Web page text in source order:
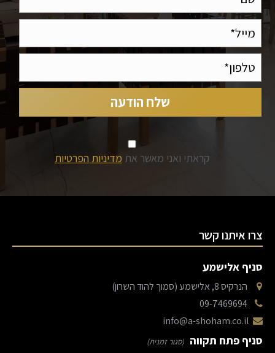
קראתי ואני מאשר את מדיניות הפרטיות
צרו איתנו קשר
סניף אלישמע
הנרקיס 8, אלישמע (סמוך להוד השרון)
info@a-shoham.co.il
סניף פתח תקווה (סגור זמנית)